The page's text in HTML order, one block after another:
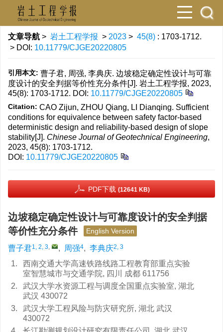
文章导航 > 岩土工程学报 > 2023 > 45(8) : 1703-1712.
> DOI: 10.11779/CJGE20220805
引用本文: 曹子君, 周强, 李典庆. 边坡稳定确定性设计与可靠
度设计的安全判据等价性充分条件[J]. 岩土工程学报, 2023,
45(8): 1703-1712. DOI: 10.11779/CJGE20220805
Citation: CAO Zijun, ZHOU Qiang, LI Dianqing. Sufficient
conditions for equivalence between safety factor-based
deterministic design and reliability-based design of slope
stability[J]. Chinese Journal of Geotechnical Engineering,
2023, 45(8): 1703-1712.
DOI: 10.11779/CJGE20220805
PDF下载 (12641 KB)
边坡稳定确定性设计与可靠度设计的安全判据
等价性充分条件
English Version
曹子君1, 2, 3, , 周强4, 李典庆2, 3
1.
西南交通大学高速铁路线路工程教育部重点实验
室智慧城市与交通学院, 四川 成都 611756
2.
武汉大学水资源工程与调度全国重点实验室, 湖北
武汉 430072
3.
武汉大学工程风险与防灾研究所, 湖北 武汉
430072